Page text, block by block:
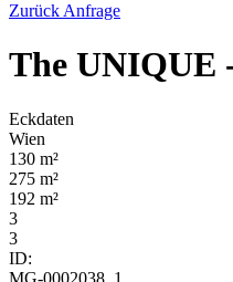
Zurück Anfrage
The UNIQUE
Eckdaten
Wien
130 m²
275 m²
192 m²
3
3
ID:
MG-0002038_1